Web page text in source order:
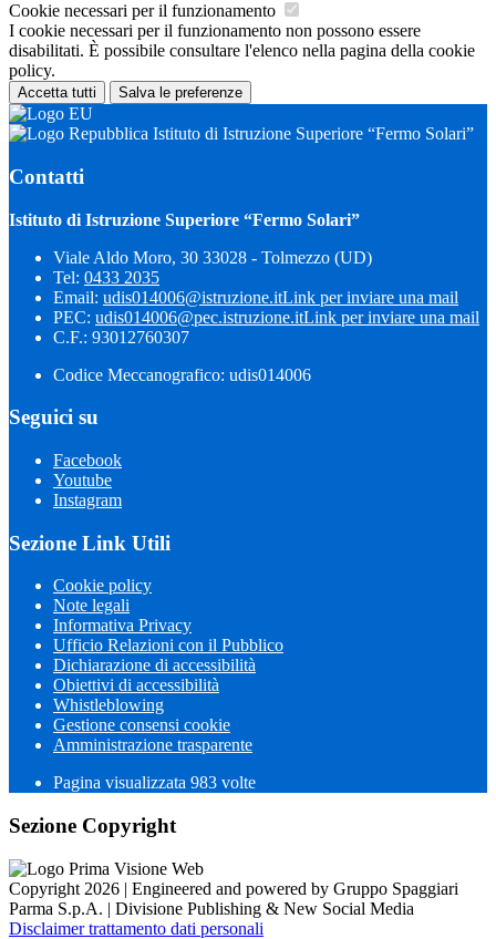
Cookie necessari per il funzionamento
I cookie necessari per il funzionamento non possono essere
disabilitati. È possibile consultare l'elenco nella pagina della cookie
policy.
Accetta tutti Salva le preferenze
Istituto di Istruzione Superiore “Fermo Solari”
Contatti
Istituto di Istruzione Superiore “Fermo Solari”
Viale Aldo Moro, 30 33028 - Tolmezzo (UD)
Tel: 0433 2035
Email: udis014006@istruzione.itLink per inviare una mail
PEC: udis014006@pec.istruzione.itLink per inviare una mail
C.F.: 93012760307
Codice Meccanografico: udis014006
Seguici su
Facebook
Youtube
Instagram
Sezione Link Utili
Cookie policy
Note legali
Informativa Privacy
Ufficio Relazioni con il Pubblico
Dichiarazione di accessibilità
Obiettivi di accessibilità
Whistleblowing
Gestione consensi cookie
Amministrazione trasparente
Pagina visualizzata 983 volte
Sezione Copyright
Copyright 2026 | Engineered and powered by Gruppo Spaggiari
Parma S.p.A. | Divisione Publishing & New Social Media
Disclaimer trattamento dati personali